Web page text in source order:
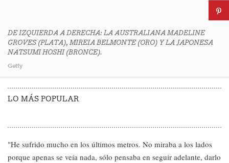
DE IZQUIERDA A DERECHA: LA AUSTRALIANA MADELINE
GROVES (PLATA), MIREIA BELMONTE (ORO) Y LA JAPONESA
NATSUMI HOSHI (BRONCE).
Getty
LO MÁS POPULAR
"He sufrido mucho en los últimos metros. No miraba a los lados
porque apenas se veía nada, sólo pensaba en seguir adelante, darlo